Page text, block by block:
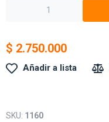
$ 2.750.000
Añadir a lista
SKU: 1160